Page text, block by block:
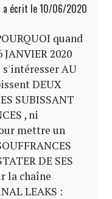
a écrit le 10/06/2020
quand
2020
s'intéresser AU
DEUX
SUBISSANT
, ni
mettre un
DE SES
la chaîne
LEAKS :